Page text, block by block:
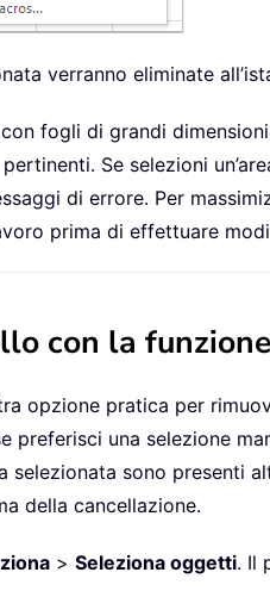
verranno eliminate
fogli di grandi
Se selezioni
di errore. Per
prima di effettuare
con la
opzione pratica per
preferisci una selezione
selezionata sono presenti
della cancellazione.
> Seleziona oggetti. Il